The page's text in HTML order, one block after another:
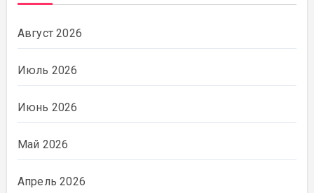
Август 2026
Июль 2026
Июнь 2026
Май 2026
Апрель 2026